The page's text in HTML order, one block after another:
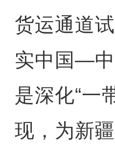
货运通道
实中国—
是深化“一
现，为新